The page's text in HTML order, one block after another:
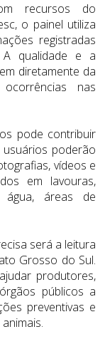
recursos do
o painel utiliza
registradas
A qualidade e a
diretamente da
nas
pode contribuir
poderão
vídeos e
em lavouras,
água, áreas de
será a leitura
Grosso do Sul.
produtores,
públicos a
preventivas e